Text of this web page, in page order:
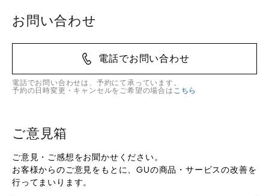
お問い合わせ
電話でお問い合わせ
電話でお問い合わせは、予約にて承っています。
予約の日時変更・キャンセルをご希望の場合は こちら
ご意見箱
ご意見・ご感想をお聞かせください。
お客様からのご意見をもとに、GUの商品・サービスの改善を
行ってまいります。